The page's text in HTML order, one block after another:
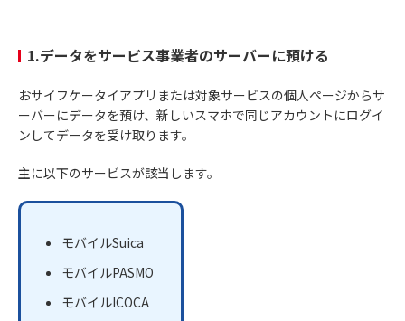
1.データをサービス事業者のサーバーに預ける
おサイフケータイアプリまたは対象サービスの個人ページからサ
ーバーにデータを預け、新しいスマホで同じアカウントにログイ
ンしてデータを受け取ります。
主に以下のサービスが該当します。
モバイルSuica
モバイルPASMO
モバイルICOCA